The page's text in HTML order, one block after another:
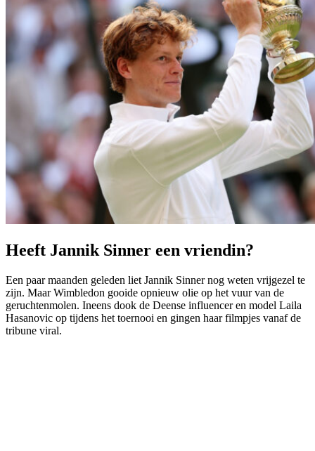
Heeft Jannik Sinner een vriendin?
Een paar maanden geleden liet Jannik Sinner nog weten vrijgezel te
zijn. Maar Wimbledon gooide opnieuw olie op het vuur van de
geruchtenmolen. Ineens dook de Deense influencer en model Laila
Hasanovic op tijdens het toernooi en gingen haar filmpjes vanaf de
tribune viral.